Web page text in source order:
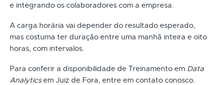
e integrando os colaboradores com a empresa.
A carga horária vai depender do resultado esperado,
mas costuma ter duração entre uma manhã inteira e oito
horas, com intervalos.
Para conferir a disponibilidade de Treinamento em Data
Analyticsem Juiz de Fora, entre em contato conosco.